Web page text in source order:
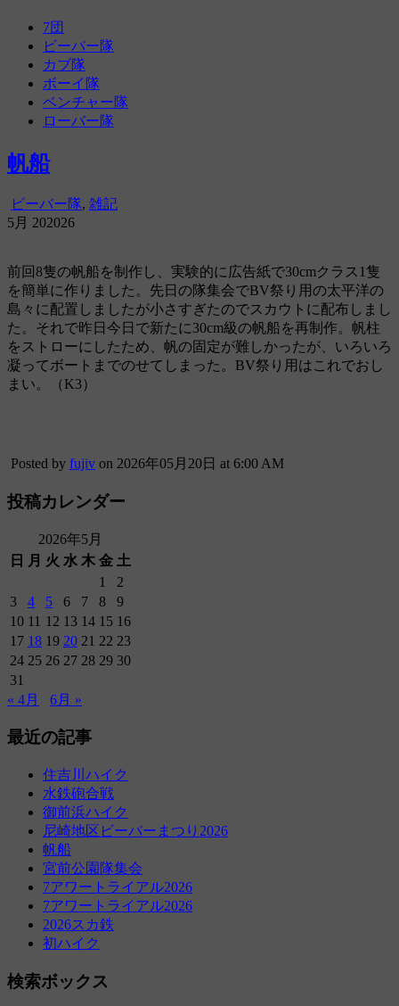
amanana
尼崎第7団活動記録ブログ
7団
ビーバー隊
カブ隊
ボーイ隊
ベンチャー隊
ローバー隊
帆船
ビーバー隊, 雑記
5月 202026
前回8隻の帆船を制作し、実験的に広告紙で30cmクラス1隻
を簡単に作りました。先日の隊集会でBV祭り用の太平洋の
島々に配置しましたが小さすぎたのでスカウトに配布しまし
た。それで昨日今日で新たに30cm級の帆船を再制作。帆柱
をストローにしたため、帆の固定が難しかったが、いろいろ
凝ってボートまでのせてしまった。BV祭り用はこれでおし
まい。（K3）
Posted by fujiv on 2026年05月20日 at 6:00 AM
投稿カレンダー
2026年5月
日
月 火 水 木 金 土
1
2
3
4 5 6 7 8
9
10 11 12 13 14 15 16
17 18 19 20 21 22 23
24 25 26 27 28 29 30
31
« 4月
6月 »
最近の記事
住吉川ハイク
水鉄砲合戦
御前浜ハイク
尼崎地区ビーバーまつり2026
帆船
宮前公園隊集会
7アワートライアル2026
7アワートライアル2026
2026スカ鉄
初ハイク
検索ボックス